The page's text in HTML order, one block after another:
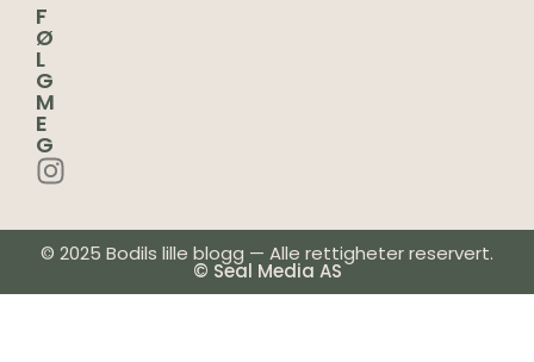
F
Ø
L
G
M
E
G
© 2025 Bodils lille blogg — Alle rettigheter reservert.
© Seal Media AS